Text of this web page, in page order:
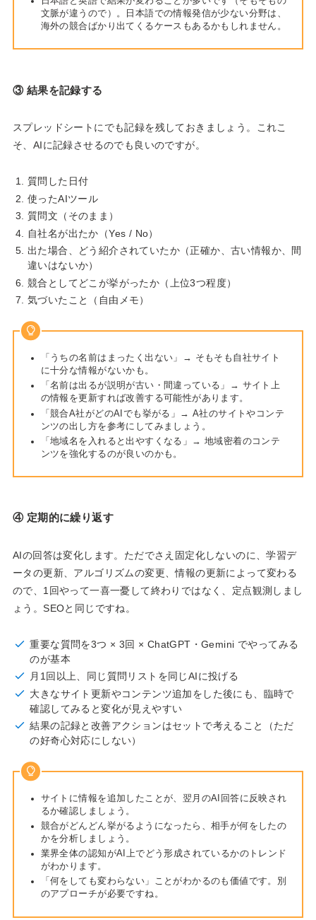
文脈が違うので）。日本語での情報発信が少ない分野は、
海外の競合ばかり出てくるケースもあるかもしれません。
③ 結果を記録する
スプレッドシートにでも記録を残しておきましょう。これこ
そ、AIに記録させるのでも良いのですが。
質問した日付
使ったAIツール
質問文（そのまま）
自社名が出たか（Yes / No）
出た場合、どう紹介されていたか（正確か、古い情報か、間
違いはないか）
競合としてどこが挙がったか（上位3つ程度）
気づいたこと（自由メモ）
「うちの名前はまったく出ない」→ そもそも自社サイト
に十分な情報がないかも。
「名前は出るが説明が古い・間違っている」→ サイト上
の情報を更新すれば改善する可能性があります。
「競合A社がどのAIでも挙がる」→ A社のサイトやコンテ
ンツの出し方を参考にしてみましょう。
「地域名を入れると出やすくなる」→ 地域密着のコンテ
ンツを強化するのが良いのかも。
④ 定期的に繰り返す
AIの回答は変化します。ただでさえ固定化しないのに、学習デ
ータの更新、アルゴリズムの変更、情報の更新によって変わる
ので、1回やって一喜一憂して終わりではなく、定点観測しまし
ょう。SEOと同じですね。
重要な質問を3つ × 3回 × ChatGPT・Gemini でやってみる
のが基本
月1回以上、同じ質問リストを同じAIに投げる
大きなサイト更新やコンテンツ追加をした後にも、臨時で
確認してみると変化が見えやすい
結果の記録と改善アクションはセットで考えること（ただ
の好奇心対応にしない）
サイトに情報を追加したことが、翌月のAI回答に反映され
るか確認しましょう。
競合がどんどん挙がるようになったら、相手が何をしたの
かを分析しましょう。
業界全体の認知がAI上でどう形成されているかのトレンド
がわかります。
「何をしても変わらない」ことがわかるのも価値です。別
のアプローチが必要ですね。